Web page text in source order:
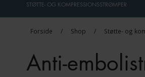
STØTTE- OG KOMPRESSIONSSTRØMPER
Forside / Shop / Støtte- og
Anti-